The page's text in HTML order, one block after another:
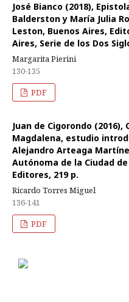
José Bianco (2018),
Balderston y María Julia
Leston, Buenos Aires,
Aires, Serie de los Dos
Margarita Pierini
130-135
PDF
Juan de Cigorondo
Magdalena, estudio
Alejandro Arteaga
Autónoma de la Ciudad
Editores, 219 p.
Ricardo Torres Miguel
136-141
PDF